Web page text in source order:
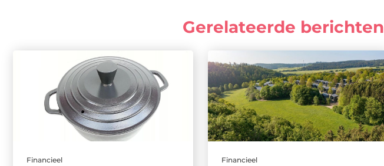
Gerelateerde berichten
Financieel Financieel